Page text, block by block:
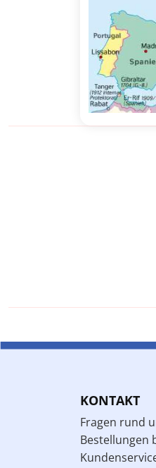
KONTAKT
Fragen rund
Bestellungen